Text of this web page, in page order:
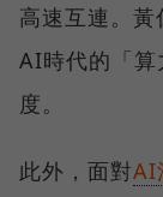
高速互連。
AI時代的「算
度。
此外，面對AI